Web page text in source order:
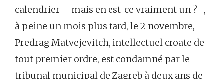
calendrier – mais en est-ce vraiment un ? -,
à peine un mois plus tard, le 2 novembre,
Predrag Matvejevitch, intellectuel croate de
tout premier ordre, est condamné par le
tribunal municipal de Zagreb à deux ans de